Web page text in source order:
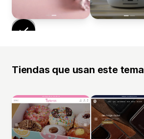
Tiendas que usan este tema